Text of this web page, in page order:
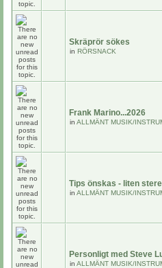
Skräprör sökes
in RÖRSNACK
Frank Marino...2026
in ALLMÄNT MUSIK/
Tips önskas - liten
in ALLMÄNT MUSIK/
Personligt med Steve
in ALLMÄNT MUSIK/